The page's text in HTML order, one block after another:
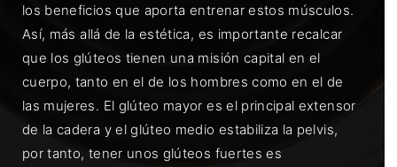
los beneficios que aporta entrenar estos músculos.
Así, más allá de la estética, es importante recalcar
que los glúteos tienen una misión capital en el
cuerpo, tanto en el de los hombres como en el de
las mujeres. El glúteo mayor es el principal extensor
de la cadera y el glúteo medio estabiliza la pelvis,
por tanto, tener unos glúteos fuertes es